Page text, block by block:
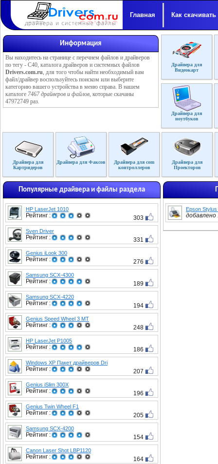
Главная Как скачивать
Информация
Вы находитесь на странице с перечнем файлов и драйверов
по тегу - C40, каталога драйверов и системных файлов
Drivers.com.ru, для того чтобы найти необходимый вам
файл/драйвер воспользуйтесь поиском или выберите
категорию вашего устройства в меню справа. В нашем
каталоге 7467 драйверов и файлов, которые скачаны
47972749 раз.
Драйвера для
Видеокарт
Драйвера для
ноутбуков
Драйвера для
Картридеров
Драйвера для Факсов
Драйвера для com
контроллеров
Драйвера для
Проекторов
Популярные драйвера и файлы раздела
HP LaserJet 1010
Рейтинг : 303
Sven Driver
Рейтинг : 331
Genius iLook 300
Рейтинг : 276
Samsung SCX-4300
Рейтинг : 189
Samsung SCX-4220
Рейтинг : 194
Genius Speed Wheel 3 MT
Рейтинг : 248
HP LaserJet P1005
Рейтинг : 186
Windows XP Пакет драйверов Dri
Рейтинг : 207
Genius iSlim 300X
Рейтинг : 196
Genius Twin Wheel F1
Рейтинг : 205
Samsung SCX-4200
Рейтинг : 154
Canon Laser Shot LBP1120
Рейтинг : 164
Epson
добавлено